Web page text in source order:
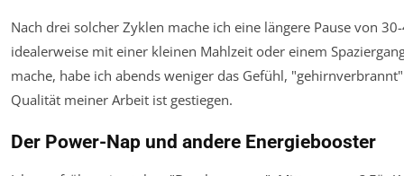
Nach drei solcher Zyklen mache ich eine längere Pause von
idealerweise mit einer kleinen Mahlzeit oder einem
mache, habe ich abends weniger das Gefühl,
Qualität meiner Arbeit ist gestiegen.
Der Power-Nap und andere Energiebooster